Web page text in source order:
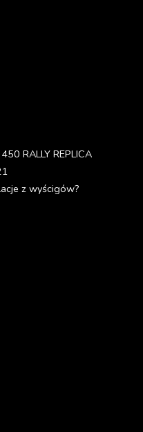
RALLY REPLICA
z wyścigów?